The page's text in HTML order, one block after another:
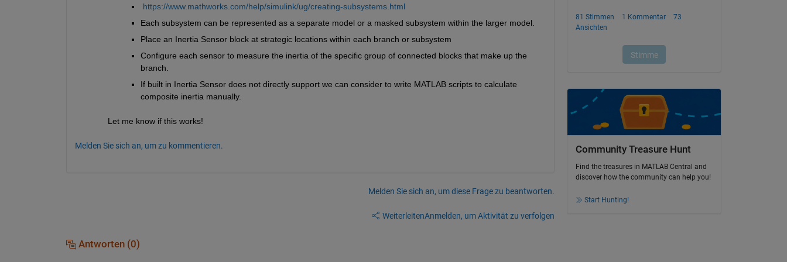
https://www.mathworks.com/help/simulink/ug/creating-subsystems.html
Each subsystem can be represented as a separate model or a masked subsystem within the larger model.
Place an Inertia Sensor block at strategic locations within each branch or subsystem
Configure each sensor to measure the inertia of the specific group of connected blocks that make up the
branch.
If built in Inertia Sensor does not directly support we can consider to write MATLAB scripts to calculate
composite inertia manually.
Let me know if this works!
Melden Sie sich an, um zu kommentieren.
Melden Sie sich an, um diese Frage zu beantworten.
WeiterleitenAnmelden, um Aktivität zu verfolgen
Antworten (0)
Community Treasure Hunt
Find the treasures in MATLAB Central and
discover how the community can help you!
Start Hunting!